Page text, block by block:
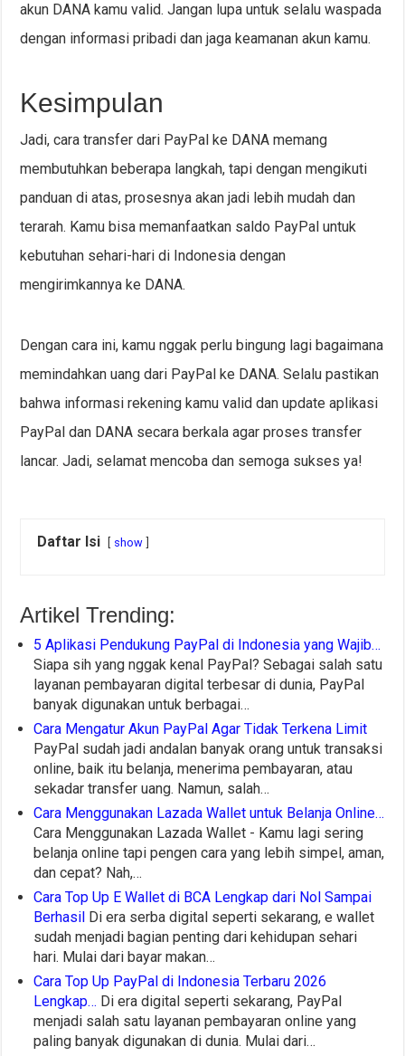
akun DANA kamu valid. Jangan lupa untuk selalu waspada
dengan informasi pribadi dan jaga keamanan akun kamu.
Kesimpulan
Jadi, cara transfer dari PayPal ke DANA memang
membutuhkan beberapa langkah, tapi dengan mengikuti
panduan di atas, prosesnya akan jadi lebih mudah dan
terarah. Kamu bisa memanfaatkan saldo PayPal untuk
kebutuhan sehari-hari di Indonesia dengan
mengirimkannya ke DANA.
Dengan cara ini, kamu nggak perlu bingung lagi bagaimana
memindahkan uang dari PayPal ke DANA. Selalu pastikan
bahwa informasi rekening kamu valid dan update aplikasi
PayPal dan DANA secara berkala agar proses transfer
lancar. Jadi, selamat mencoba dan semoga sukses ya!
Daftar Isi show
Artikel Trending:
5 Aplikasi Pendukung PayPal di Indonesia yang Wajib…
Siapa sih yang nggak kenal PayPal? Sebagai salah satu
layanan pembayaran digital terbesar di dunia, PayPal
banyak digunakan untuk berbagai…
Cara Mengatur Akun PayPal Agar Tidak Terkena Limit
PayPal sudah jadi andalan banyak orang untuk transaksi
online, baik itu belanja, menerima pembayaran, atau
sekadar transfer uang. Namun, salah…
Cara Menggunakan Lazada Wallet untuk Belanja Online…
Cara Menggunakan Lazada Wallet - Kamu lagi sering
belanja online tapi pengen cara yang lebih simpel, aman,
dan cepat? Nah,…
Cara Top Up E Wallet di BCA Lengkap dari Nol Sampai
Berhasil Di era serba digital seperti sekarang, e wallet
sudah menjadi bagian penting dari kehidupan sehari
hari. Mulai dari bayar makan…
Cara Top Up PayPal di Indonesia Terbaru 2026
Lengkap… Di era digital seperti sekarang, PayPal
menjadi salah satu layanan pembayaran online yang
paling banyak digunakan di dunia. Mulai dari…